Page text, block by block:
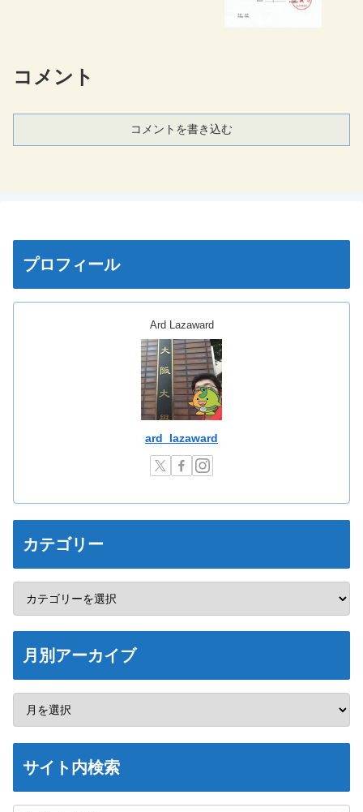
コメント
コメントを書き込む
プロフィール
Ard Lazaward
ard_lazaward
カテゴリー
月別アーカイブ
サイト内検索